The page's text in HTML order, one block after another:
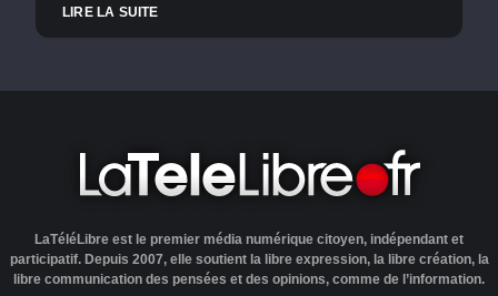
LIRE LA SUITE
LaTéléLibre est le premier média numérique citoyen, indépendant et
participatif. Depuis 2007, elle soutient la libre expression, la libre création, la
libre communication des pensées et des opinions, comme de l’information.